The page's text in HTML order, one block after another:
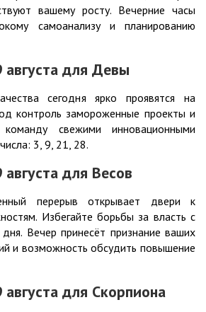
вашему росту. Вечерние часы
самоанализу и планированию
августа для Девы
сегодня ярко проявятся на
контроль замороженные проекты и
свежими инновационными
3, 9, 21, 28.
августа для Весов
перерыв открывает двери к
Избегайте борьбы за власть с
Вечер принесёт признание ваших
и возможность обсудить повышение
августа для Скорпиона